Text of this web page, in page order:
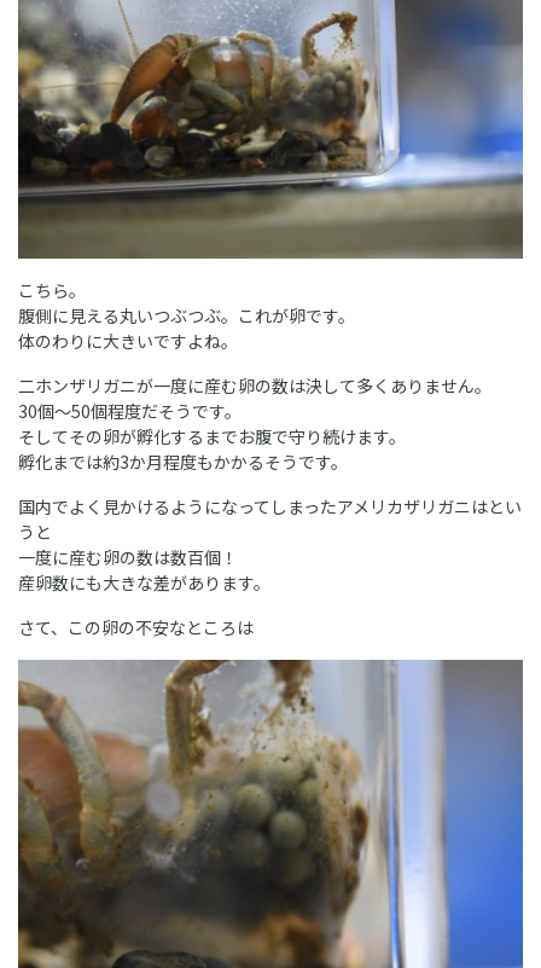
こちら。
腹側に見える丸いつぶつぶ。これが卵です。
体のわりに大きいですよね。
二ホンザリガニが一度に産む卵の数は決して多くありません。
30個～50個程度だそうです。
そしてその卵が孵化するまでお腹で守り続けます。
孵化までは約3か月程度もかかるそうです。
国内でよく見かけるようになってしまったアメリカザリガニはとい
うと
一度に産む卵の数は数百個！
産卵数にも大きな差があります。
さて、この卵の不安なところは